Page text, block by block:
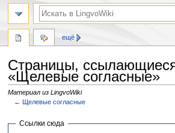
Страницы,
«Щелевые согласные»
Материал из LingvoWiki
←Щелевые согласные
Перейти
Перейти
Ссылки сюда
ещё